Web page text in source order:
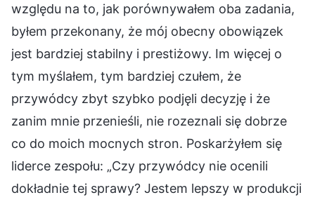
względu na to, jak porównywałem oba zadania,
byłem przekonany, że mój obecny obowiązek
jest bardziej stabilny i prestiżowy. Im więcej o
tym myślałem, tym bardziej czułem, że
przywódcy zbyt szybko podjęli decyzję i że
zanim mnie przenieśli, nie rozeznali się dobrze
co do moich mocnych stron. Poskarżyłem się
liderce zespołu: „Czy przywódcy nie ocenili
dokładnie tej sprawy? Jestem lepszy w produkcji